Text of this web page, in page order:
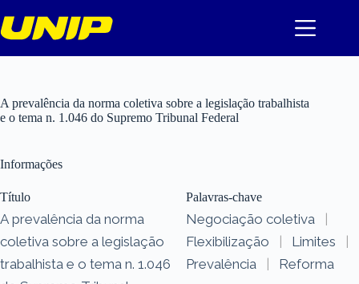
para
o
A prevalência da norma coletiva sobre a legislação trabalhista
e o tema n. 1.046 do Supremo Tribunal Federal
Informações
Título
A prevalência da norma
coletiva sobre a legislação
trabalhista e o tema n. 1.046
Palavras-chave
Negociação coletiva
|
Flexibilização
| Limites
|
Prevalência
| Reforma